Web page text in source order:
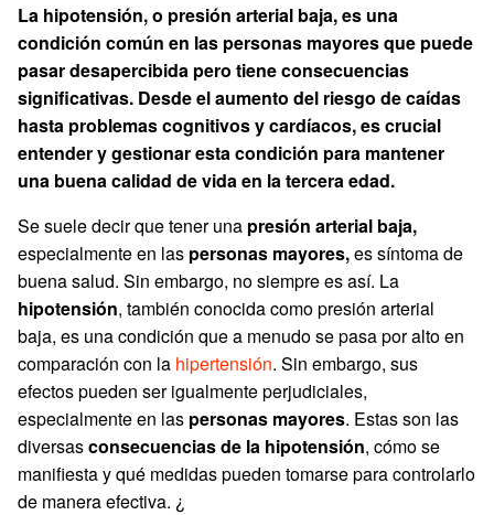
La hipotensión, o presión arterial baja, es una
condición común en las personas mayores que puede
pasar desapercibida pero tiene consecuencias
significativas. Desde el aumento del riesgo de caídas
hasta problemas cognitivos y cardíacos, es crucial
entender y gestionar esta condición para mantener
una buena calidad de vida en la tercera edad.
Se suele decir que tener una presión arterial baja,
especialmente en las personas mayores,es síntoma de
buena salud. Sin embargo, no siempre es así. La
hipotensión, también conocida como presión arterial
baja, es una condición que a menudo se pasa por alto en
comparación con la hipertensión. Sin embargo, sus
efectos pueden ser igualmente perjudiciales,
especialmente en las personas mayores. Estas son las
diversasconsecuencias de la hipotensión, cómo se
manifiesta y qué medidas pueden tomarse para controlarlo
de manera efectiva. ¿